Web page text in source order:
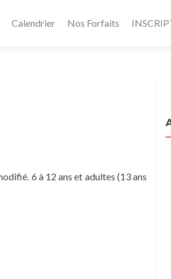
Calendrier Nos Forfaits
6 à 12 ans et adultes (13 ans